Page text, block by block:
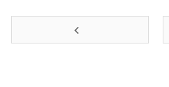
이전 페이지